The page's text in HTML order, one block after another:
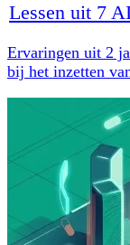
Lessen uit 7
Ervaringen uit 2
bij het inzetten